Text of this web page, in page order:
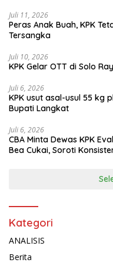
Juli 11, 2026
Peras Anak Buah, KPK
Tersangka
Juli 10, 2026
KPK Gelar OTT di Solo
Juli 6, 2026
KPK usut asal-usul 55 kg
Bupati Langkat
Juli 6, 2026
CBA Minta Dewas KPK
Bea Cukai, Soroti
Kategori
ANALISIS
Berita